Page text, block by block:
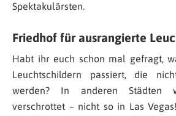
Spektakulärsten.
Friedhof für ausrangierte
Habt ihr euch schon mal gefragt,
Leuchtschildern passiert, die
werden? In anderen Städten
verschrottet – nicht so in Las